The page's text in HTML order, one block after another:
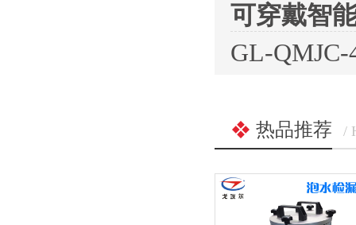
可穿戴智
GL-
热品推荐 /